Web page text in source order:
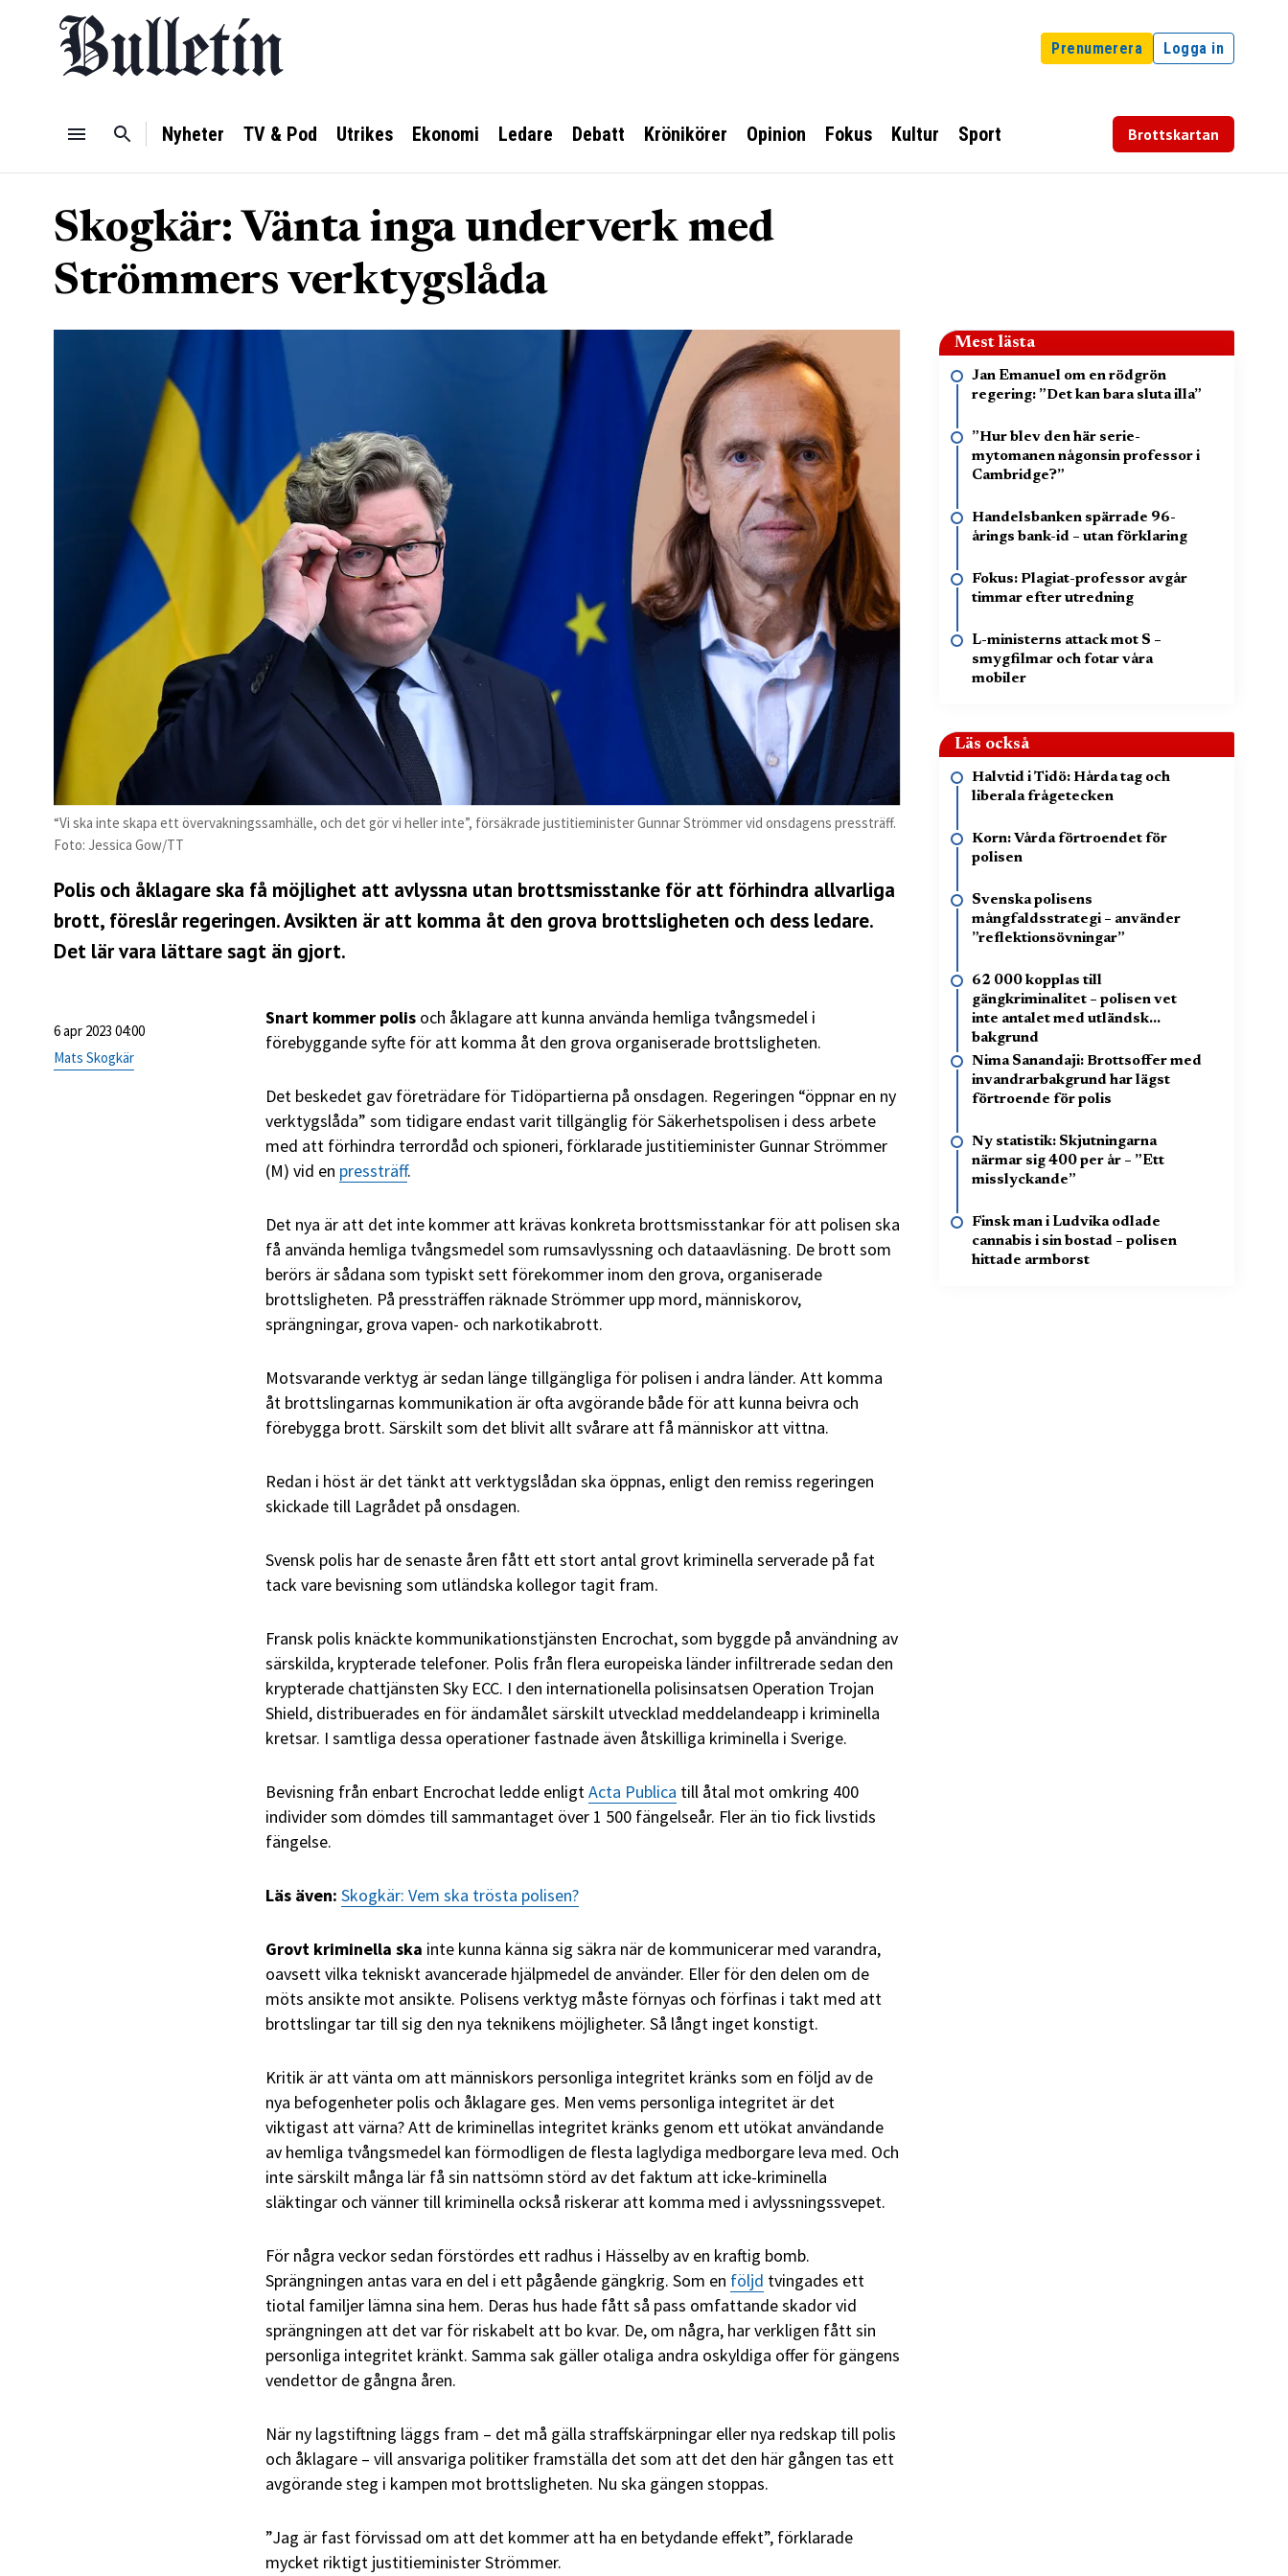
Prenumerera Logga in
Nyheter TV & Pod Utrikes Ekonomi Ledare Debatt Krönikörer Opinion Fokus Kultur Sport Brottskartan
Skogkär: Vänta inga underverk med
Strömmers verktygslåda
“Vi ska inte skapa ett övervakningssamhälle, och det gör vi heller inte”, försäkrade justitieminister Gunnar Strömmer vid onsdagens pressträff.
Foto: Jessica Gow/TT
Polis och åklagare ska få möjlighet att avlyssna utan brottsmisstanke för att förhindra allvarliga
brott, föreslår regeringen. Avsikten är att komma åt den grova brottsligheten och dess ledare.
Det lär vara lättare sagt än gjort.
6 apr 2023 04:00
Mats Skogkär
Snart kommer polis och åklagare att kunna använda hemliga tvångsmedel i
förebyggande syfte för att komma åt den grova organiserade brottsligheten.
Det beskedet gav företrädare för Tidöpartierna på onsdagen. Regeringen “öppnar en ny
verktygslåda” som tidigare endast varit tillgänglig för Säkerhetspolisen i dess arbete
med att förhindra terrordåd och spioneri, förklarade justitieminister Gunnar Strömmer
(M) vid en pressträff.
Det nya är att det inte kommer att krävas konkreta brottsmisstankar för att polisen ska
få använda hemliga tvångsmedel som rumsavlyssning och dataavläsning. De brott som
berörs är sådana som typiskt sett förekommer inom den grova, organiserade
brottsligheten. På pressträffen räknade Strömmer upp mord, människorov,
sprängningar, grova vapen- och narkotikabrott.
Motsvarande verktyg är sedan länge tillgängliga för polisen i andra länder. Att komma
åt brottslingarnas kommunikation är ofta avgörande både för att kunna beivra och
förebygga brott. Särskilt som det blivit allt svårare att få människor att vittna.
Redan i höst är det tänkt att verktygslådan ska öppnas, enligt den remiss regeringen
skickade till Lagrådet på onsdagen.
Svensk polis har de senaste åren fått ett stort antal grovt kriminella serverade på fat
tack vare bevisning som utländska kollegor tagit fram.
Fransk polis knäckte kommunikationstjänsten Encrochat, som byggde på användning av
särskilda, krypterade telefoner. Polis från flera europeiska länder infiltrerade sedan den
krypterade chattjänsten Sky ECC. I den internationella polisinsatsen Operation Trojan
Shield, distribuerades en för ändamålet särskilt utvecklad meddelandeapp i kriminella
kretsar. I samtliga dessa operationer fastnade även åtskilliga kriminella i Sverige.
Bevisning från enbart Encrochat ledde enligtActa Publica till åtal mot omkring 400
individer som dömdes till sammantaget över 1 500 fängelseår. Fler än tio fick livstids
fängelse.
Läs även: Skogkär: Vem ska trösta polisen?
Grovt kriminella ska inte kunna känna sig säkra när de kommunicerar med varandra,
oavsett vilka tekniskt avancerade hjälpmedel de använder. Eller för den delen om de
möts ansikte mot ansikte. Polisens verktyg måste förnyas och förfinas i takt med att
brottslingar tar till sig den nya teknikens möjligheter. Så långt inget konstigt.
Kritik är att vänta om att människors personliga integritet kränks som en följd av de
nya befogenheter polis och åklagare ges. Men vems personliga integritet är det
viktigast att värna? Att de kriminellas integritet kränks genom ett utökat användande
av hemliga tvångsmedel kan förmodligen de flesta laglydiga medborgare leva med. Och
inte särskilt många lär få sin nattsömn störd av det faktum att icke-kriminella
släktingar och vänner till kriminella också riskerar att komma med i avlyssningssvepet.
För några veckor sedan förstördes ett radhus i Hässelby av en kraftig bomb.
Sprängningen antas vara en del i ett pågående gängkrig. Som en följd tvingades ett
tiotal familjer lämna sina hem. Deras hus hade fått så pass omfattande skador vid
sprängningen att det var för riskabelt att bo kvar. De, om några, har verkligen fått sin
personliga integritet kränkt. Samma sak gäller otaliga andra oskyldiga offer för gängens
vendettor de gångna åren.
När ny lagstiftning läggs fram – det må gälla straffskärpningar eller nya redskap till polis
och åklagare – vill ansvariga politiker framställa det som att det den här gången tas ett
avgörande steg i kampen mot brottsligheten. Nu ska gängen stoppas.
”Jag är fast förvissad om att det kommer att ha en betydande effekt”, förklarade
mycket riktigt justitieminister Strömmer.
Mest lästa
Jan Emanuel om en rödgrön
regering: ”Det kan bara sluta illa”
”Hur blev den här serie-
mytomanen någonsin professor i
Cambridge?”
Handelsbanken spärrade 96-
årings bank-id – utan förklaring
Fokus: Plagiat-professor avgår
timmar efter utredning
L-ministerns attack mot S –
smygfilmar och fotar våra
mobiler
Läs också
Halvtid i Tidö: Hårda tag och
liberala frågetecken
Korn: Vårda förtroendet för
polisen
Svenska polisens
mångfaldsstrategi – använder
”reflektionsövningar”
62 000 kopplas till
gängkriminalitet – polisen vet
inte antalet med utländsk
bakgrund
Nima Sanandaji: Brottsoffer med
invandrarbakgrund har lägst
förtroende för polis
Ny statistik: Skjutningarna
närmar sig 400 per år – ”Ett
misslyckande”
Finsk man i Ludvika odlade
cannabis i sin bostad – polisen
hittade armborst